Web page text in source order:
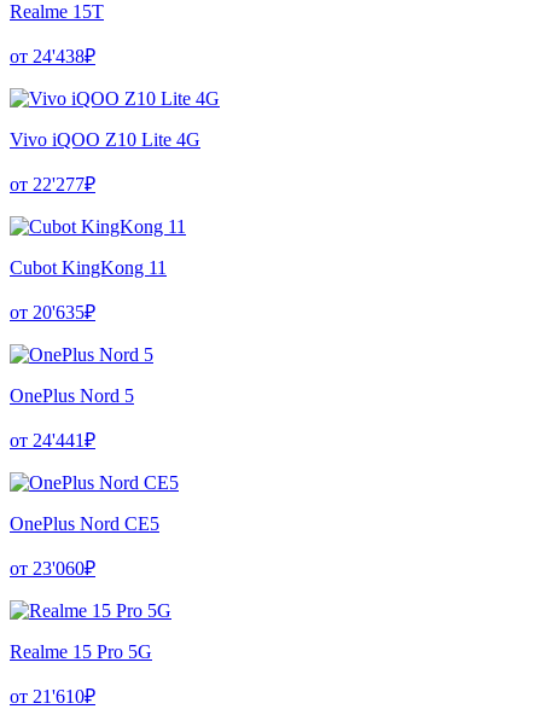
Realme 15T
от 24'438₽
Vivo iQOO Z10 Lite 4G
от 22'277₽
Cubot KingKong 11
от 20'635₽
OnePlus Nord 5
от 24'441₽
OnePlus Nord CE5
от 23'060₽
Realme 15 Pro 5G
от 21'610₽